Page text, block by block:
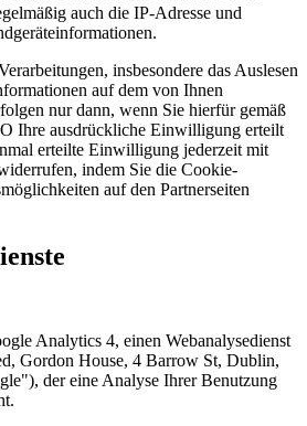
auch die IP-Adresse und
insbesondere das Auslesen
auf dem von Ihnen
nur dann, wenn Sie hierfür gemäß
Ihre ausdrückliche Einwilligung erteilt
erteilte Einwilligung jederzeit mit
indem Sie die Cookie-
auf den Partnerseiten
Analytics 4, einen Webanalysedienst
Gordon House, 4 Barrow St, Dublin,
der eine Analyse Ihrer Benutzung